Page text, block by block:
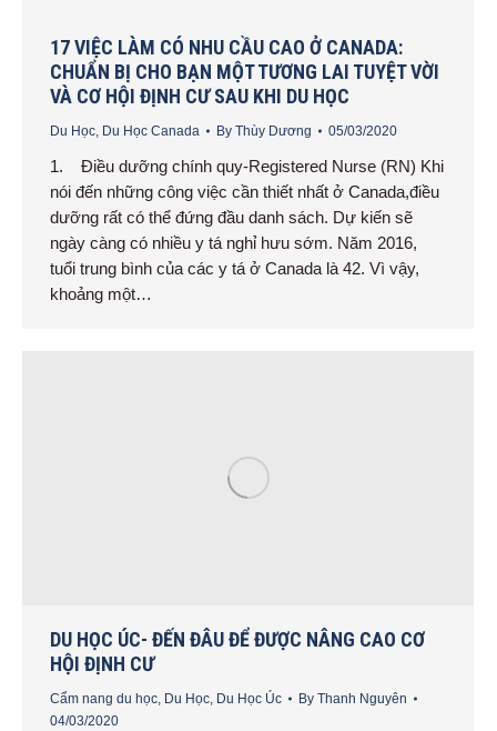
17 VIỆC LÀM CÓ NHU CẦU CAO Ở CANADA:
CHUẨN BỊ CHO BẠN MỘT TƯƠNG LAI TUYỆT VỜI
VÀ CƠ HỘI ĐỊNH CƯ SAU KHI DU HỌC
Du Học Du Học Canada By Thùy Dương 05/03/2020
1. Điều dưỡng chính quy-Registered Nurse (RN) Khi
nói đến những công việc cần thiết nhất ở Canada,điều
dưỡng rất có thể đứng đầu danh sách. Dự kiến ​​sẽ
ngày càng có nhiều y tá nghỉ hưu sớm. Năm 2016,
tuổi trung bình của các y tá ở Canada là 42. Vì vậy,
khoảng một…
DU HỌC ÚC- ĐẾN ĐÂU ĐỂ ĐƯỢC NÂNG CAO CƠ
HỘI ĐỊNH CƯ
Cẩm nang du học, Du Học, Du Học Úc By Thanh Nguyên
04/03/2020